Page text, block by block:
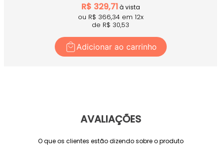
R$ 329,71à vista
ou R$ 366,34em 12x
de R$ 30,53
Adicionar ao carrinho
AVALIAÇÕES
O que os clientes estão dizendo sobre o produto